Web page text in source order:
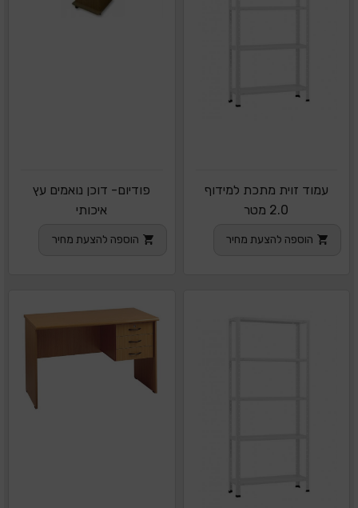
עמוד זוית מתכת למידוף
2.0 מטר
הוספה להצעת מחיר
פודיום- דוכן נואמים עץ
איכותי
הוספה להצעת מחיר